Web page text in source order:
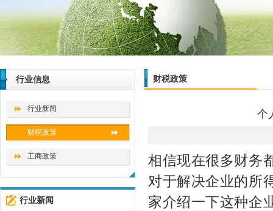
行业信息
行业新闻
财税政策
工商政策
行业新闻
财税政策
个
相信现在很多财务
对于解决企业的所
家介绍一下这种企